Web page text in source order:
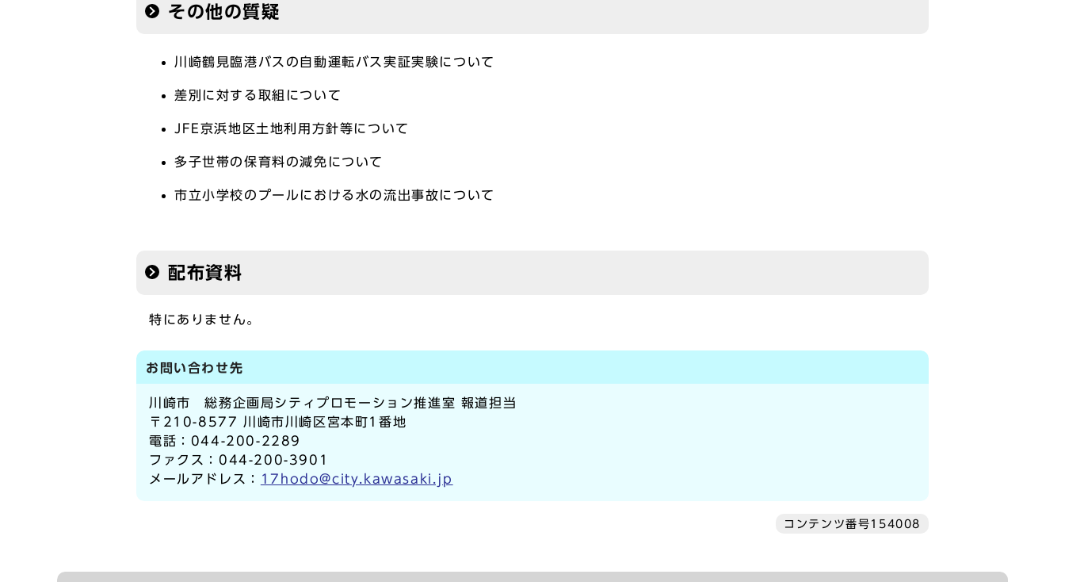
その他の質疑
川崎鶴見臨港バスの自動運転バス実証実験について
差別に対する取組について
JFE京浜地区土地利用方針等について
多子世帯の保育料の減免について
市立小学校のプールにおける水の流出事故について
配布資料
特にありません。
お問い合わせ先
川崎市 総務企画局シティプロモーション推進室 報道担当
〒210-8577 川崎市川崎区宮本町1番地
電話：044-200-2289
ファクス：044-200-3901
メールアドレス：
17hodo@city.kawasaki.jp
コンテンツ番号154008